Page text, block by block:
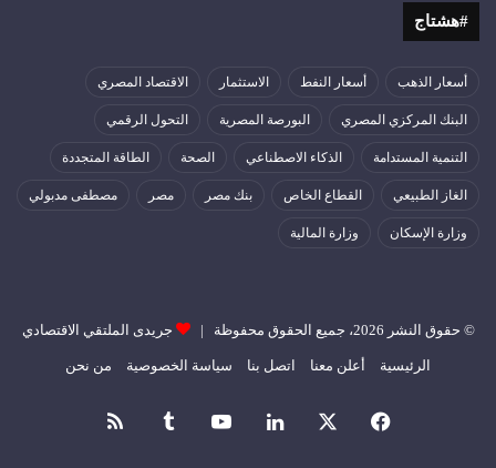
#هشتاج
أسعار الذهب أسعار النفط الاستثمار الاقتصاد المصري
البنك المركزي المصري البورصة المصرية التحول الرقمي
التنمية المستدامة الذكاء الاصطناعي الصحة الطاقة المتجددة
الغاز الطبيعي القطاع الخاص بنك مصر مصر مصطفى مدبولي
وزارة الإسكان وزارة المالية
© حقوق النشر 2026، جميع الحقوق محفوظة | جريدى الملتقي الاقتصادي
الرئيسية أعلن معنا اتصل بنا سياسة الخصوصية من نحن
فيسبوك لينكدإن ‫YouTube